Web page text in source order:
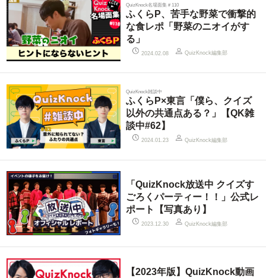
QuizKnock名場面集＃110
ふくらP、苦手な野菜で衝撃的
な食レポ「野菜のニオイがす
る」
2024.02.08 QuizKnock編集部
QuizKnock雑談中
ふくらP×東言「僕ら、クイズ
以外の共通点ある？」【QK雑
談中#62】
2024.01.23 QuizKnock編集部
「QuizKnock放送中 クイズす
ごろくパーティー！！」公式レ
ポート【写真あり】
2023.12.30 QuizKnock編集部
【2023年版】QuizKnock動画